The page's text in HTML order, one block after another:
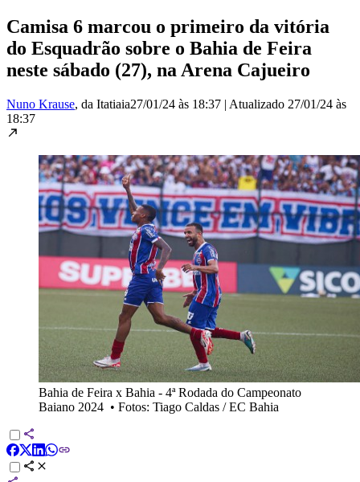
Camisa 6 marcou o primeiro da vitória
do Esquadrão sobre o Bahia de Feira
neste sábado (27), na Arena Cajueiro
Nuno Krause, da Itatiaia27/01/24 às 18:37 | Atualizado 27/01/24 às
18:37
Bahia de Feira x Bahia - 4ª Rodada do Campeonato
Baiano 2024 • Fotos: Tiago Caldas / EC Bahia